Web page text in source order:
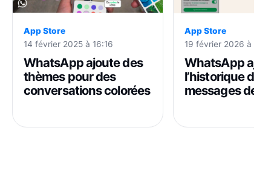
App Store
14 février 2025 à 16:16
WhatsApp ajoute des
thèmes pour des
conversations colorées
App Store
19 février 2026 à
WhatsApp
l’historique des
messages de